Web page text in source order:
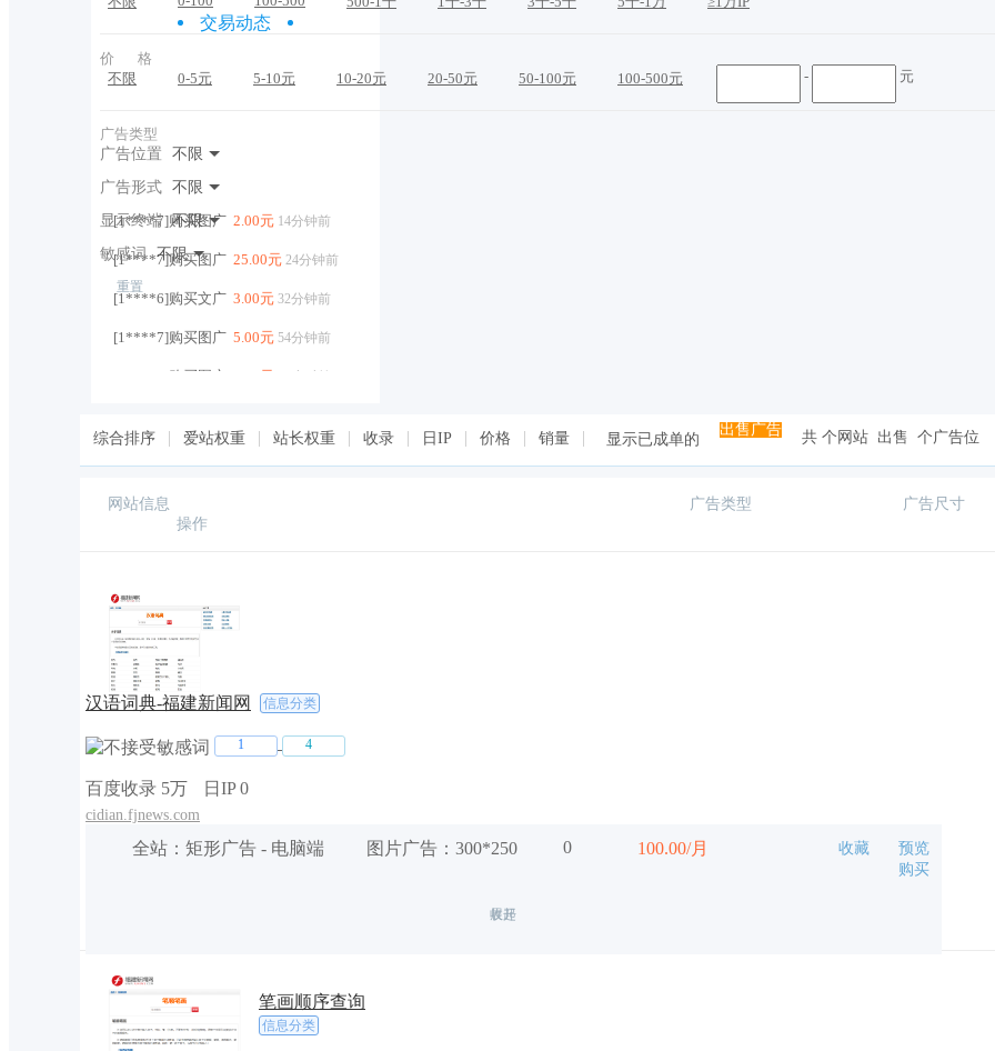
价 格
不限
0-5元 5-10元 10-20元 20-50元 50-100元 100-500元 - 元
广告类型
广告位置
不限
广告形式 不限
显示终端 不限
敏感词 不限
重置
交易动态
[1****7]购买图广 2.00元 14分钟前
[1****7]购买图广 25.00元 24分钟前
[1****6]购买文广 3.00元 32分钟前
[1****7]购买图广 5.00元 54分钟前
[1****7]购买图广 2.00元 10小时前
[1****6]购买文广
[1****6]购买图广
[1****6]购买图广
[1****6]购买图广
[1****7]购买文广
[1****9]购买图广 166.00元 10小时前
综合排序 爱站权重 站长权重 收录 日IP 价格 销量 显示已成单的
出售广告 共 个网站 出售 个广告位
网站信息 广告类型 广告尺寸
操作
汉语词典-福建新闻网 信息分类
1 4
百度收录 5万 日IP 0
cidian.fjnews.com
全站： 矩形广告 - 电脑端 图片广告 ：300*250 0 100.00/月 收藏
预览
购买
展开
收起
笔画顺序查询
信息分类